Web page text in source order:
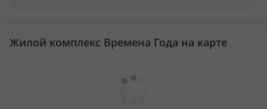
Жилой комплекс Времена Года на карте